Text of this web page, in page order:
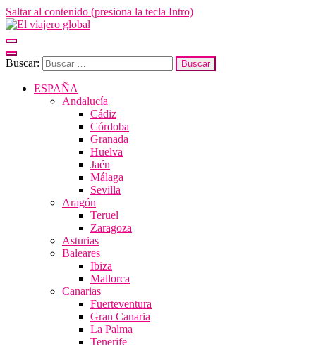
Saltar al contenido (presiona la tecla Intro)
forma sensorial, desde su música hasta su arquitectura o sus sabores
Buscar:
ESPAÑA
Andalucía
Cádiz
Córdoba
Granada
Huelva
Jaén
Málaga
Sevilla
Aragón
Teruel
Zaragoza
Asturias
Baleares
Ibiza
Mallorca
Canarias
Fuerteventura
Gran Canaria
La Palma
Tenerife